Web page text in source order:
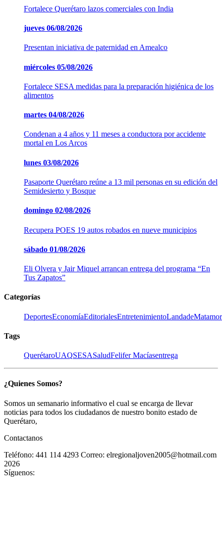
Fortalece Querétaro lazos comerciales con India
jueves 06/08/2026
Presentan iniciativa de paternidad en Amealco
miércoles 05/08/2026
Fortalece SESA medidas para la preparación higiénica de los
alimentos
martes 04/08/2026
Condenan a 4 años y 11 meses a conductora por accidente
mortal en Los Arcos
lunes 03/08/2026
Pasaporte Querétaro reúne a 13 mil personas en su edición del
Semidesierto y Bosque
domingo 02/08/2026
Recupera POES 19 autos robados en nueve municipios
sábado 01/08/2026
Eli Olvera y Jair Miquel arrancan entrega del programa “En
Tus Zapatos”
Categorías
DeportesEconomíaEditorialesEntretenimiento
Tags
QuerétaroUAQSESASaludFelifer Macíasentrega
¿Quienes Somos?
Somos un semanario informativo el cual se encarga de llevar
noticias para todos los ciudadanos de nuestro bonito estado de
Querétaro,
Contactanos
Teléfono: 441 114 4293 Correo: elregionaljoven2005@hotmail.com
2026
Síguenos: